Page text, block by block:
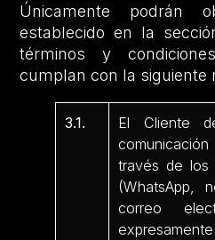
Únicamente podrán
establecido en la
términos y
cumplan con la siguiente
3.1.
El Cliente
través de los
(WhatsApp,
correo